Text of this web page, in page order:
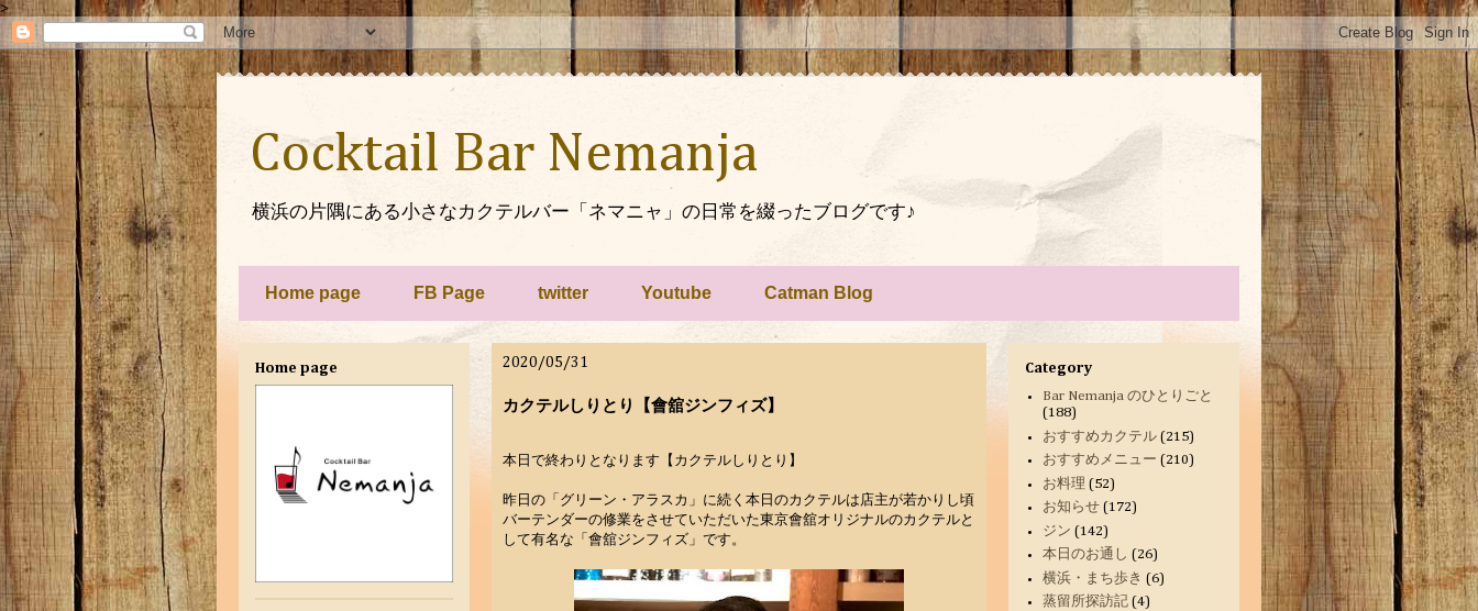
>
Cocktail Bar Nemanja
横浜の片隅にある小さなカクテルバー「ネマニャ」の日常を綴ったブログです♪
Home page FB Page twitter Youtube Catman Blog
2020/05/31
カクテルしりとり【會舘ジンフィズ】
本日で終わりとなります【カクテルしりとり】
昨日の「グリーン・アラスカ」に続く本日のカクテルは店主が若かりし頃
バーテンダーの修業をさせていただいた東京會舘オリジナルのカクテルと
して有名な「會舘ジンフィズ」です。
Home page Category
Bar Nemanja のひとりごと
(188)
おすすめカクテル (215)
おすすめメニュー (210)
お料理 (52)
お知らせ (172)
ジン (142)
本日のお通し (26)
横浜・まち歩き (6)
蒸留所探訪記 (4)